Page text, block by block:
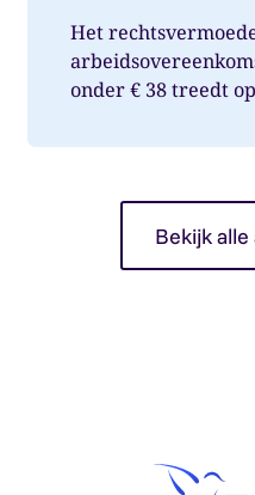
Het
onder € 38 treedt
Bekijk